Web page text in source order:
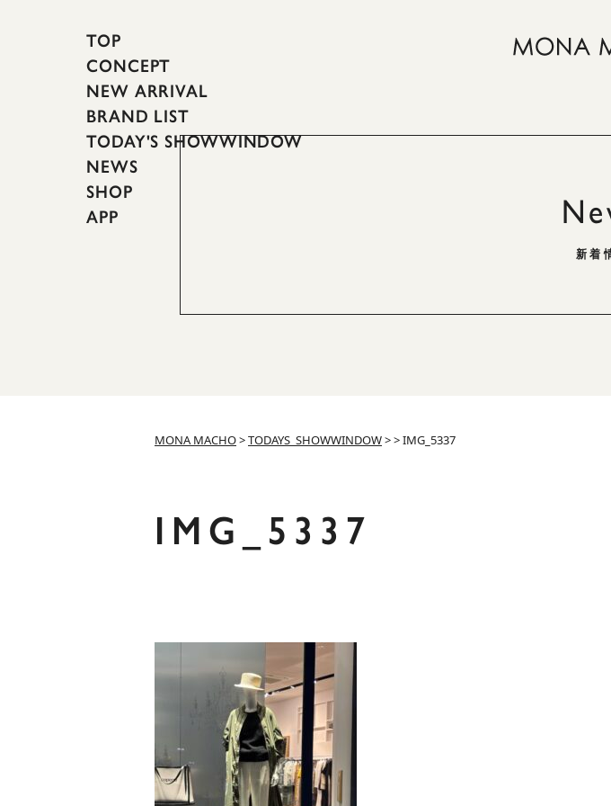
TOP
CONCEPT
NEW ARRIVAL
BRAND LIST
TODAY'S SHOWWINDOW
NEWS
SHOP
APP
新着
MONA MACHO>TODAYS_SHOWWINDOW>>IMG_5337
IMG_5337